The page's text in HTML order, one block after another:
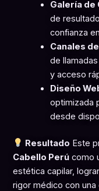
Galería de
de
confianza
Canales
de
y acceso
Diseño
optimizada
desde
Resultado Este
Cabello Perú como
estética capilar,
rigor médico con